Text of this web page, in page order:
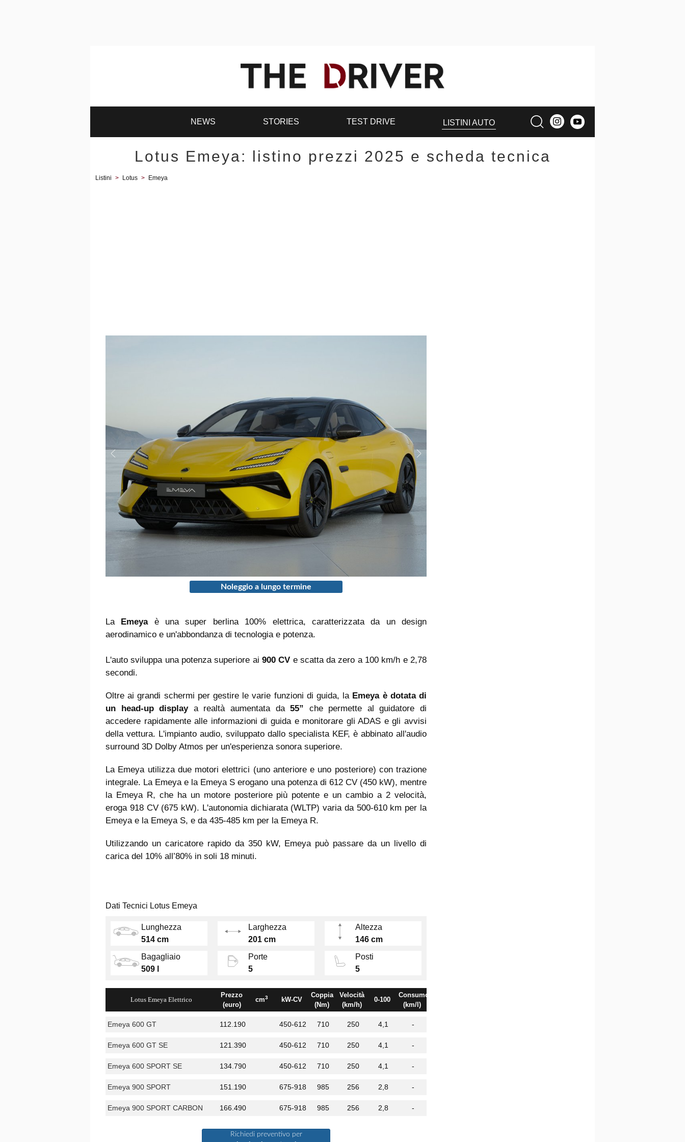
NEWS STORIES TEST DRIVE LISTINI AUTO
Lotus Emeya: listino prezzi 2025 e scheda tecnica
Listini > Lotus > Emeya
Noleggio a lungo termine
La Emeyaè una super berlina 100% elettrica, caratterizzata da un design
aerodinamico e un'abbondanza di tecnologia e potenza.
L'auto sviluppa una potenza superiore ai 900 CV e scatta da zero a 100 km/h e 2,78
secondi.
Oltre ai grandi schermi per gestire le varie funzioni di guida, la Emeya è dotata di
un head-up display a realtà aumentata da55” che permette al guidatore di
accedere rapidamente alle informazioni di guida e monitorare gli ADAS e gli avvisi
della vettura. L'impianto audio, sviluppato dallo specialista KEF, è abbinato all'audio
surround 3D Dolby Atmos per un'esperienza sonora superiore.
La Emeya utilizza due motori elettrici (uno anteriore e uno posteriore) con trazione
integrale. La Emeya e la Emeya S erogano una potenza di 612 CV (450 kW), mentre
la Emeya R, che ha un motore posteriore più potente e un cambio a 2 velocità,
eroga 918 CV (675 kW). L'autonomia dichiarata (WLTP) varia da 500-610 km per la
Emeya e la Emeya S, e da 435-485 km per la Emeya R.
Utilizzando un caricatore rapido da 350 kW, Emeya può passare da un livello di
carica del 10% all’80% in soli 18 minuti.
Dati Tecnici Lotus Emeya
Lunghezza
514 cm
Larghezza
201 cm
Altezza
146 cm
Bagagliaio
509 l
Porte
5
Posti
5
Lotus Emeya Elettrico
Prezzo
(euro)
cm3 kW-CV
Coppia
(Nm)
Velocità
(km/h)
0-100
Consumo
(km/l)
Emeya 600 GT 112.190 450-612 710 250 4,1 -
Emeya 600 GT SE 121.390 450-612 710 250 4,1 -
Emeya 600 SPORT SE 134.790 450-612 710 250 4,1 -
Emeya 900 SPORT 151.190 675-918 985 256 2,8 -
Emeya 900 SPORT CARBON 166.490 675-918 985 256 2,8 -
Richiedi preventivo per